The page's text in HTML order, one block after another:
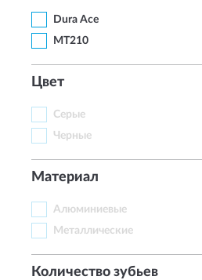
Dura Ace
MT210
Цвет
Серые
Черные
Материал
Алюминиевые
Металлические
Количество зубьев